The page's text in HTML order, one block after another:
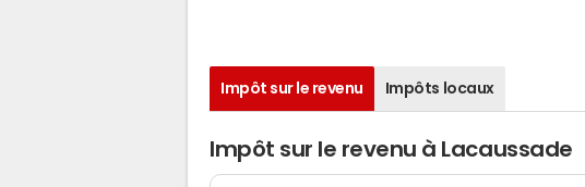
Impôt sur le revenu Impôts locaux
Impôt sur le revenu à Lacaussade